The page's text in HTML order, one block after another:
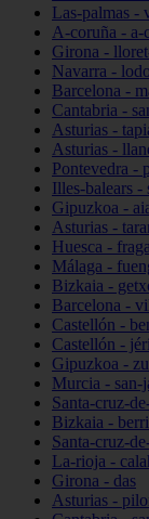
Las-palmas -
A-coruña - a-
Girona -
Navarra -
Barcelona -
Cantabria -
Asturias -
Asturias -
Pontevedra -
Illes-balears -
Gipuzkoa -
Asturias -
Huesca - fraga
Málaga -
Bizkaia -
Barcelona -
Castellón -
Castellón -
Gipuzkoa -
Murcia - san-
Santa-cruz-
Bizkaia -
Santa-cruz-
La-rioja -
Girona - das
Asturias -